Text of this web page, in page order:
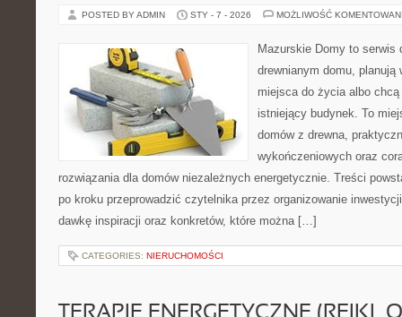
POSTED BY ADMIN STY - 7 - 2026 MOŻLIWOŚĆ
Mazurskie Domy to serwis
drewnianym domu, planują
miejsca do życia albo
istniejący budynek. To
domów z drewna,
wykończeniowych oraz
rozwiązania dla domów niezależnych energetycznie. Treści
po kroku przeprowadzić czytelnika przez organizowanie
dawkę inspiracji oraz konkretów, które można […]
CATEGORIES: NIERUCHOMOŚCI